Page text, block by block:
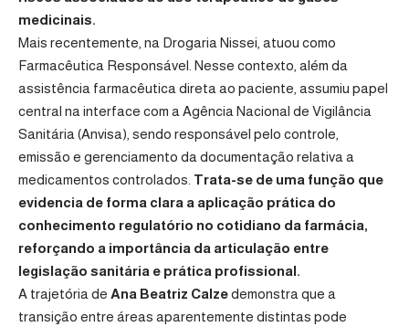
medicinais.
Mais recentemente, na Drogaria Nissei, atuou como
Farmacêutica Responsável. Nesse contexto, além da
assistência farmacêutica direta ao paciente, assumiu papel
central na interface com a Agência Nacional de Vigilância
Sanitária (Anvisa), sendo responsável pelo controle,
emissão e gerenciamento da documentação relativa a
medicamentos controlados. Trata-se de uma função que
evidencia de forma clara a aplicação prática do
conhecimento regulatório no cotidiano da farmácia,
reforçando a importância da articulação entre
legislação sanitária e prática profissional.
A trajetória de Ana Beatriz Calzedemonstra que a
transição entre áreas aparentemente distintas pode